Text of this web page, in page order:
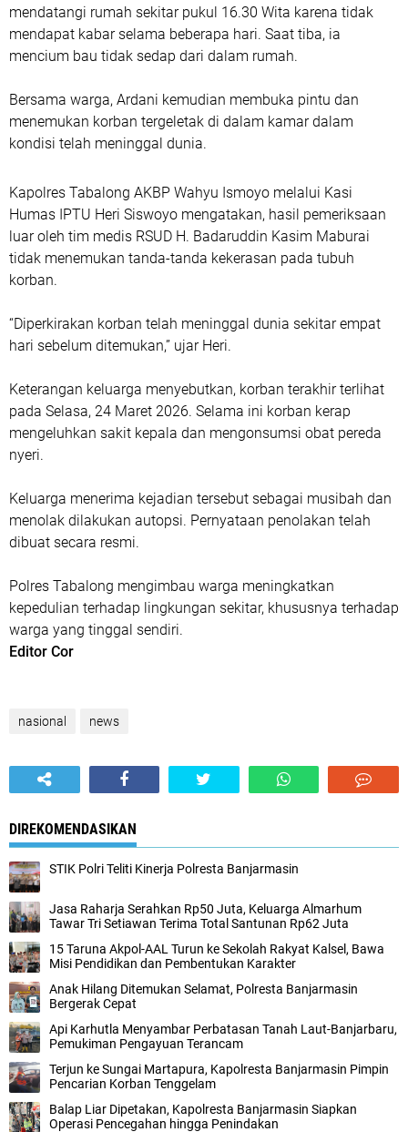
mendatangi rumah sekitar pukul 16.30 Wita karena tidak
mendapat kabar selama beberapa hari. Saat tiba, ia
mencium bau tidak sedap dari dalam rumah.
Bersama warga, Ardani kemudian membuka pintu dan
menemukan korban tergeletak di dalam kamar dalam
kondisi telah meninggal dunia.
Kapolres Tabalong AKBP Wahyu Ismoyo melalui Kasi
Humas IPTU Heri Siswoyo mengatakan, hasil pemeriksaan
luar oleh tim medis RSUD H. Badaruddin Kasim Maburai
tidak menemukan tanda-tanda kekerasan pada tubuh
korban.
“Diperkirakan korban telah meninggal dunia sekitar empat
hari sebelum ditemukan,” ujar Heri.
Keterangan keluarga menyebutkan, korban terakhir terlihat
pada Selasa, 24 Maret 2026. Selama ini korban kerap
mengeluhkan sakit kepala dan mengonsumsi obat pereda
nyeri.
Keluarga menerima kejadian tersebut sebagai musibah dan
menolak dilakukan autopsi. Pernyataan penolakan telah
dibuat secara resmi.
Polres Tabalong mengimbau warga meningkatkan
kepedulian terhadap lingkungan sekitar, khususnya terhadap
warga yang tinggal sendiri.
Editor Cor
nasional news
DIREKOMENDASIKAN
STIK Polri Teliti Kinerja Polresta Banjarmasin
Jasa Raharja Serahkan Rp50 Juta, Keluarga Almarhum
Tawar Tri Setiawan Terima Total Santunan Rp62 Juta
15 Taruna Akpol-AAL Turun ke Sekolah Rakyat Kalsel, Bawa
Misi Pendidikan dan Pembentukan Karakter
Anak Hilang Ditemukan Selamat, Polresta Banjarmasin
Bergerak Cepat
Api Karhutla Menyambar Perbatasan Tanah Laut-Banjarbaru,
Pemukiman Pengayuan Terancam
Terjun ke Sungai Martapura, Kapolresta Banjarmasin Pimpin
Pencarian Korban Tenggelam
Balap Liar Dipetakan, Kapolresta Banjarmasin Siapkan
Operasi Pencegahan hingga Penindakan